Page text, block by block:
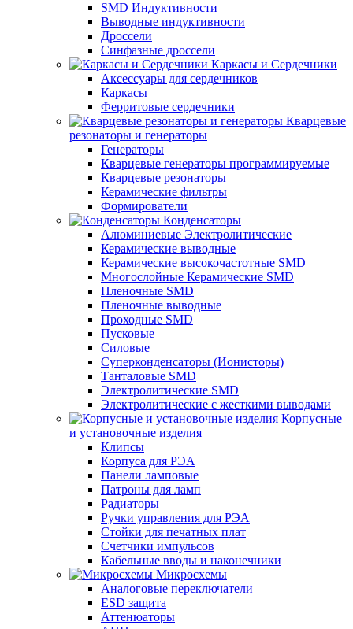
SMD Индуктивности
Выводные индуктивности
Дроссели
Синфазные дроссели
Каркасы и Сердечники
Аксессуары для сердечников
Каркасы
Ферритовые сердечники
Кварцевые
резонаторы и генераторы
Генераторы
Кварцевые генераторы программируемые
Кварцевые резонаторы
Керамические фильтры
Формирователи
Конденсаторы
Алюминиевые Электролитические
Керамические выводные
Керамические высокочастотные SMD
Многослойные Керамические SMD
Пленочные SMD
Пленочные выводные
Проходные SMD
Пусковые
Силовые
Суперконденсаторы (Ионисторы)
Танталовые SMD
Электролитические SMD
Электролитические с жесткими выводами
Корпусные
и установочные изделия
Клипсы
Корпуса для РЭА
Панели ламповые
Патроны для ламп
Радиаторы
Ручки управления для РЭА
Стойки для печатных плат
Счетчики импульсов
Кабельные вводы и наконечники
Микросхемы
Аналоговые переключатели
ESD защита
Аттенюаторы